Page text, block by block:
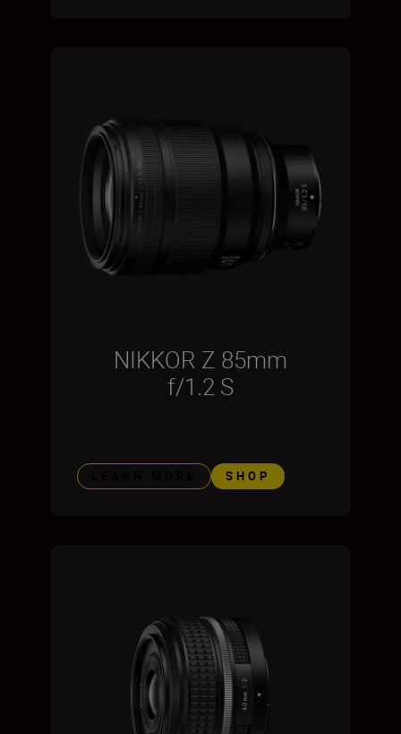
NIKKOR Z 85mm
f/1.2 S
SHOP